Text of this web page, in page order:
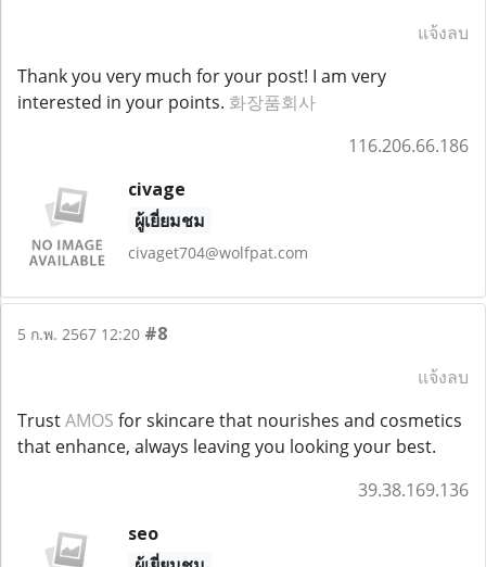
แจ้งลบ
Thank you very much for your post! I am very
interested in your points. 화장품회사
116.206.66.186
civage
ผู้เยี่ยมชม
civaget704@wolfpat.com
5 ก.พ. 2567 12:20 #8
แจ้งลบ
TrustAMOS for skincare that nourishes and cosmetics
that enhance, always leaving you looking your best.
39.38.169.136
seo